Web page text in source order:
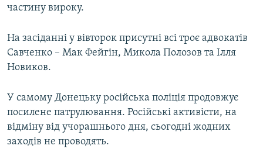
частину вироку.
На засіданні у вівторок присутні всі троє адвокатів
Савченко – Мак Фейгін, Микола Полозов та Ілля
Новиков.
У самому Донецьку російська поліція продовжує
посилене патрулювання. Російські активісти, на
відміну від учорашнього дня, сьогодні жодних
заходів не проводять.